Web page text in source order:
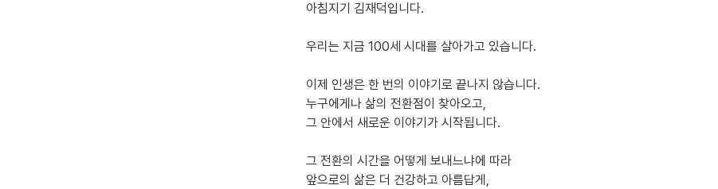
아침지기 김재덕입니다.
우리는 지금 100세 시대를 살아가고 있습니다.
이제 인생은 한 번의 이야기로 끝나지 않습니다.
누구에게나 삶의 전환점이 찾아오고,
그 안에서 새로운 이야기가 시작됩니다.
그 전환의 시간을 어떻게 보내느냐에 따라
앞으로의 삶은 더 건강하고 아름답게,